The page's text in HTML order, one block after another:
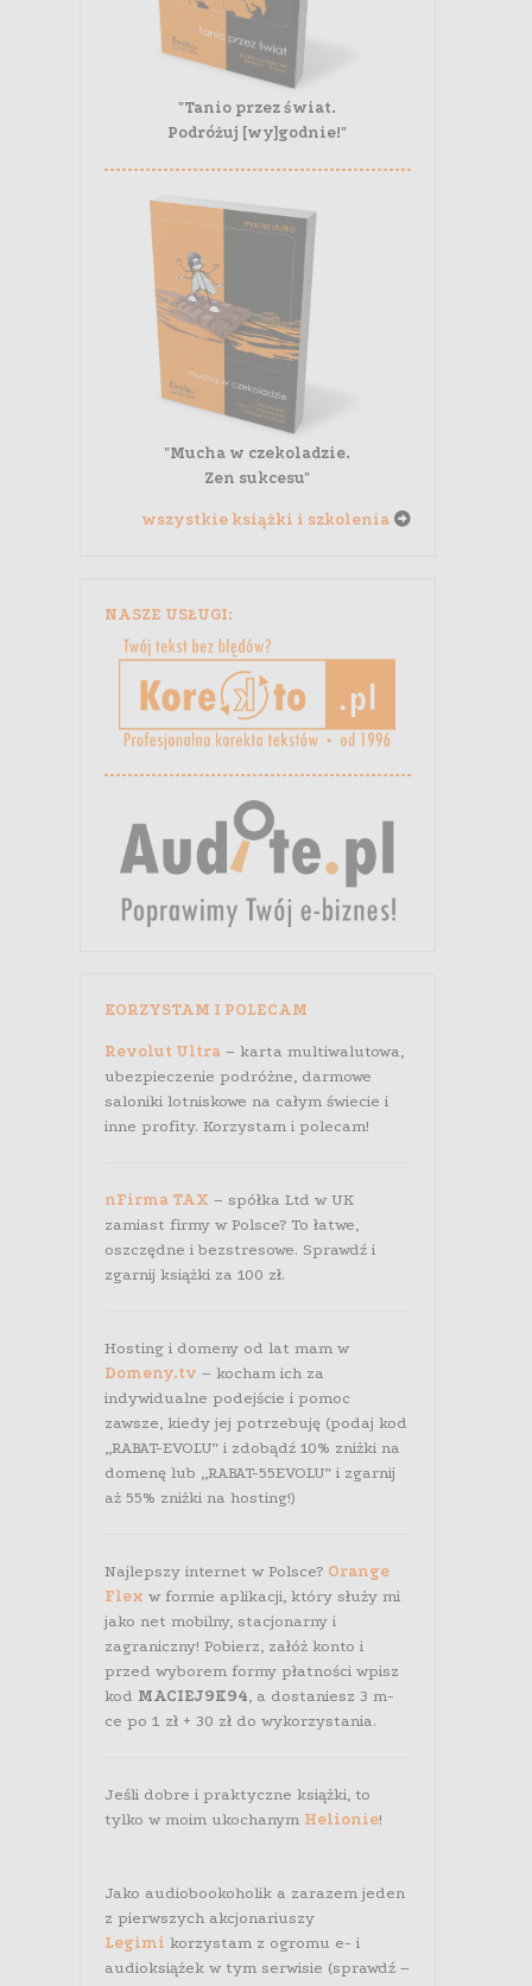
"Tanio przez świat.
Podróżuj [wy]godnie!"
"Mucha w czekoladzie.
Zen sukcesu"
wszystkie książki i szkolenia
NASZE USŁUGI:
KORZYSTAM I POLECAM
Revolut Ultra– karta multiwalutowa,
ubezpieczenie podróżne, darmowe
saloniki lotniskowe na całym świecie i
inne profity. Korzystam i polecam!
nFirma TAX – spółka Ltd w UK
zamiast firmy w Polsce? To łatwe,
oszczędne i bezstresowe. Sprawdź i
zgarnij książki za 100 zł.
Hosting i domeny od lat mam w
Domeny.tv – kocham ich za
indywidualne podejście i pomoc
zawsze, kiedy jej potrzebuję (podaj kod
„RABAT-EVOLU” i zdobądź 10% zniżki na
domenę lub „RABAT-55EVOLU” i zgarnij
aż 55% zniżki na hosting!)
Najlepszy internet w Polsce? Orange
Flex w formie aplikacji, który służy mi
jako net mobilny, stacjonarny i
zagraniczny! Pobierz, załóż konto i
przed wyborem formy płatności wpisz
kod MACIEJ9K94, a dostaniesz 3 m-
ce po 1 zł + 30 zł do wykorzystania.
Jeśli dobre i praktyczne książki, to
tylko w moim ukochanym Helionie!
Jako audiobookoholik a zarazem jeden
z pierwszych akcjonariuszy
Legimi korzystam z ogromu e- i
audioksiążek w tym serwisie (sprawdź –